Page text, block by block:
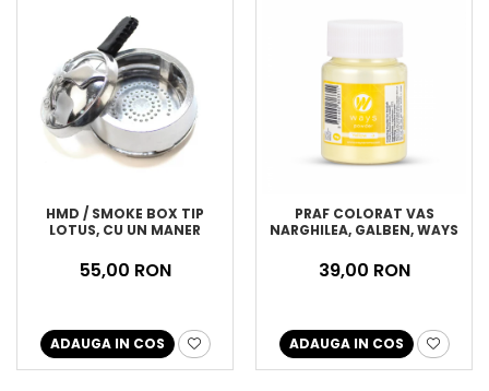
HMD / SMOKE BOX TIP
LOTUS, CU UN MANER
55,00 RON
ADAUGA IN COS
PRAF COLORAT VAS
NARGHILEA, GALBEN, WAYS
39,00 RON
ADAUGA IN COS